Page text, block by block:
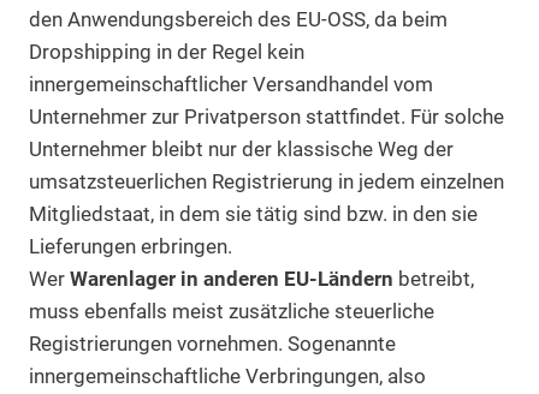
den Anwendungsbereich des EU-OSS, da beim
Dropshipping in der Regel kein
innergemeinschaftlicher Versandhandel vom
Unternehmer zur Privatperson stattfindet. Für solche
Unternehmer bleibt nur der klassische Weg der
umsatzsteuerlichen Registrierung in jedem einzelnen
Mitgliedstaat, in dem sie tätig sind bzw. in den sie
Lieferungen erbringen.
Wer Warenlager in anderen EU-Ländern betreibt,
muss ebenfalls meist zusätzliche steuerliche
Registrierungen vornehmen. Sogenannte
innergemeinschaftliche Verbringungen, also